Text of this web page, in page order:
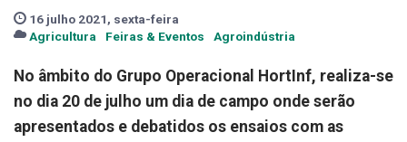
16 julho 2021, sexta-feira
Agricultura
Feiras & Eventos Agroindústria
No âmbito do Grupo Operacional HortInf, realiza-se
no dia 20 de julho um dia de campo onde serão
apresentados e debatidos os ensaios com as